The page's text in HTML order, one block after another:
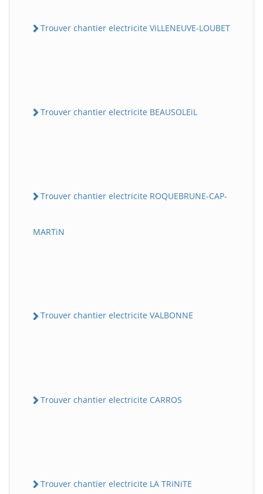
Trouver chantier electricite ViLLENEUVE-LOUBET
Trouver chantier electricite BEAUSOLEiL
Trouver chantier electricite ROQUEBRUNE-CAP-
MARTiN
Trouver chantier electricite VALBONNE
Trouver chantier electricite CARROS
Trouver chantier electricite LA TRiNiTE